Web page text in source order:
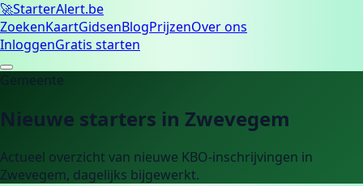
🚀StarterAlert.be
ZoekenKaartGidsenBlogPrijzenOver ons
InloggenGratis starten
Gemeente
Nieuwe starters in Zwevegem
Actueel overzicht van nieuwe KBO-inschrijvingen in
Zwevegem, dagelijks bijgewerkt.